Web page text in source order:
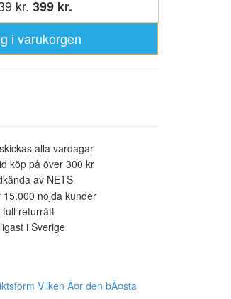
kr. 399 kr.
i varukorgen
alla vardagar
köp på över 300 kr
av NETS
15.000 nöjda kunder
returrätt
i Sverige
Vilken Ã¤r den bÃ¤sta